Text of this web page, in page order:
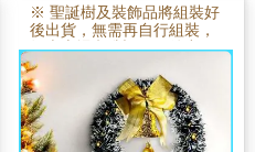
※ 聖誕樹及裝飾品將組裝好
後出貨，無需再自行組裝，
故本賣場 訂製3~5日後出
貨。